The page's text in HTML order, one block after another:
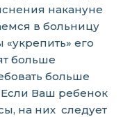
накануне
в больницу
«укрепить» его
больше
больше
Ваш ребенок
на них следует